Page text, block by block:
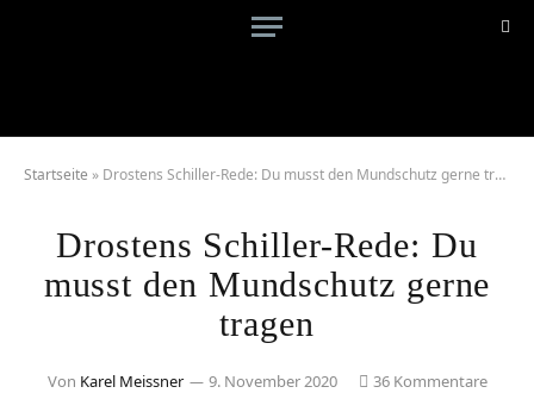
Startseite » Drostens Schiller-Rede: Du musst den Mundschutz gerne tragen
Drostens Schiller-Rede: Du
musst den Mundschutz gerne
tragen
Von Karel Meissner 9. November 2020 36 Kommentare